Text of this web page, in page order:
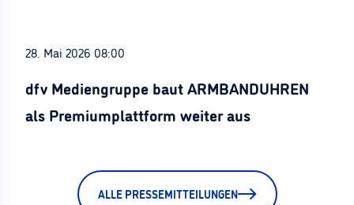
28. Mai 2026 08:00
dfv Mediengruppe baut ARMBANDUHREN
als Premiumplattform weiter aus
ALLE PRESSEMITTEILUNGEN